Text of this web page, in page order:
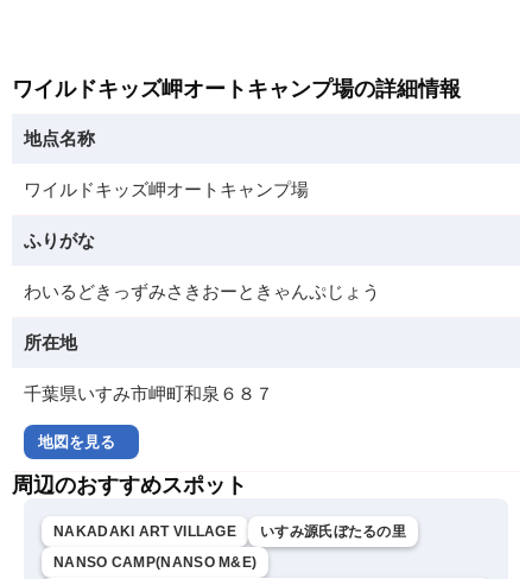
ワイルドキッズ岬オートキャンプ場の詳細情報
地点名称
ワイルドキッズ岬オートキャンプ場
ふりがな
わいるどきっずみさきおーときゃんぷじょう
所在地
千葉県いすみ市岬町和泉６８７
地図を見る
周辺のおすすめスポット
NAKADAKI ART VILLAGE
いすみ源氏ぼたるの里
NANSO CAMP(NANSO M&E)